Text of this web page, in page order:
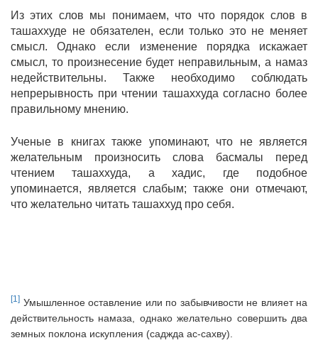
Из этих слов мы понимаем, что что порядок слов в
ташаххуде не обязателен, если только это не меняет
смысл. Однако если изменение порядка искажает
смысл, то произнесение будет неправильным, а намаз
недействительны. Также необходимо соблюдать
непрерывность при чтении ташаххуда согласно более
правильному мнению.
Ученые в книгах также упоминают, что не является
желательным произносить слова басмалы перед
чтением ташаххуда, а хадис, где подобное
упоминается, является слабым; также они отмечают,
что желательно читать ташаххуд про себя.
[1] Умышленное оставление или по забывчивости не влияет на
действительность намаза, однако желательно совершить два
земных поклона искупления (саджда ас-сахву).